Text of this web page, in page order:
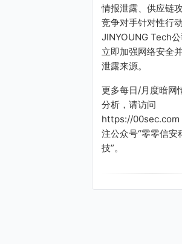
情报泄露、供应链
竞争对手针对性行
JINYOUNG Tech
立即加强网络安全
泄露来源。
更多每日/月度暗网
分析，请访问
https://00sec.com
注公众号“零零信安
技”。